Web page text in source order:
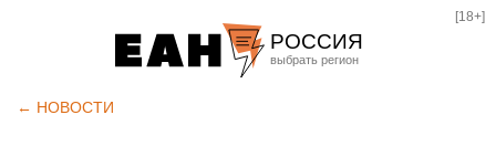
РОССИЯ
[18+]
← НОВОСТИ